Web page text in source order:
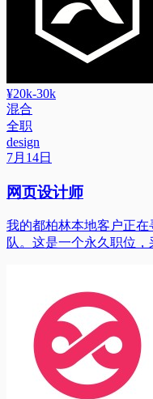
¥20k-30k
混合
全职
design
7月14日
网页设计师
我的都柏林本地客户正
队。这是一个永久职位，